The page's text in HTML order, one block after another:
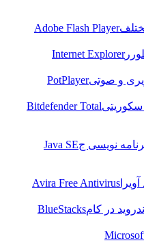
Adobe Flash Player
Internet Explorer
و صوتیPotPlayer
سکوریتیBitdefender Total
نویسی جJava SE
Avira Free Antivirus
در کامBlueStacks